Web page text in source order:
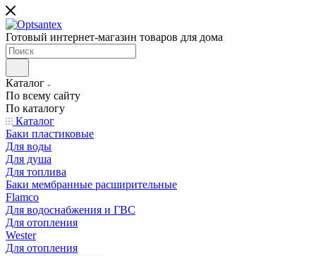
Готовый интернет-магазин товаров для дома
Каталог
По всему сайту
По каталогу
Каталог
Баки пластиковые
Для воды
Для душа
Для топлива
Баки мембранные расширительные
Flamco
Для водоснабжения и ГВС
Для отопления
Wester
Для отопления